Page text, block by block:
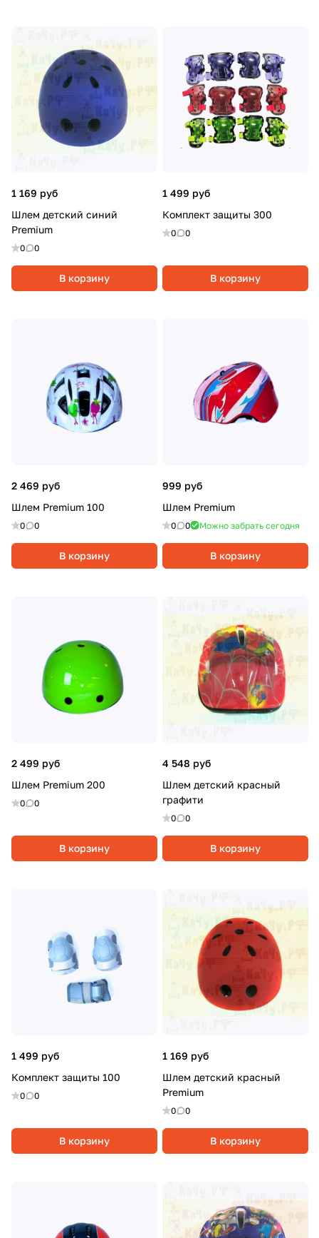
1 169 руб
Шлем детский синий
Premium
0 0
В корзину
1 499 руб
Комплект защиты 300
0 0
В корзину
2 469 руб
Шлем Premium 100
0 0
В корзину
999 руб
Шлем Premium
0 0 Можно забрать сегодня
В корзину
2 499 руб
Шлем Premium 200
0 0
В корзину
4 548 руб
Шлем детский красный
графити
0 0
В корзину
1 499 руб
Комплект защиты 100
0 0
В корзину
1 169 руб
Шлем детский красный
Premium
0 0
В корзину